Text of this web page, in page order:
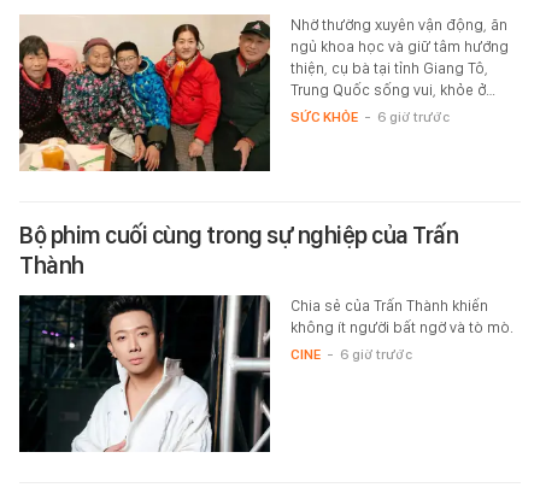
Nhờ thường xuyên vận động, ăn
ngủ khoa học và giữ tâm hướng
thiện, cụ bà tại tỉnh Giang Tô,
Trung Quốc sống vui, khỏe ở…
SỨC KHỎE - 6 giờ trước
Bộ phim cuối cùng trong sự nghiệp của Trấn
Thành
Chia sẻ của Trấn Thành khiến
không ít người bất ngờ và tò mò.
CINE - 6 giờ trước